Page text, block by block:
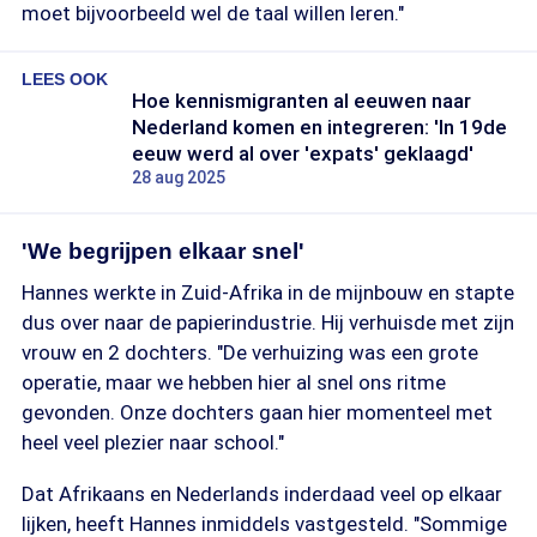
moet bijvoorbeeld wel de taal willen leren."
LEES OOK
Hoe kennismigranten al eeuwen naar
Nederland komen en integreren: 'In 19de
eeuw werd al over 'expats' geklaagd'
28 aug 2025
'We begrijpen elkaar snel'
Hannes werkte in Zuid-Afrika in de mijnbouw en stapte
dus over naar de papierindustrie. Hij verhuisde met zijn
vrouw en 2 dochters. "De verhuizing was een grote
operatie, maar we hebben hier al snel ons ritme
gevonden. Onze dochters gaan hier momenteel met
heel veel plezier naar school."
Dat Afrikaans en Nederlands inderdaad veel op elkaar
lijken, heeft Hannes inmiddels vastgesteld. "Sommige